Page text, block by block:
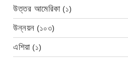
উত্তর আমেরিকা(১)
উন্নয়ন (১০৩)
এশিয়া(১)